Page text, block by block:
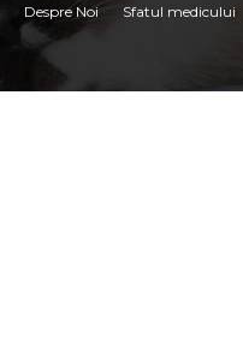
Despre Noi Sfatul medicului